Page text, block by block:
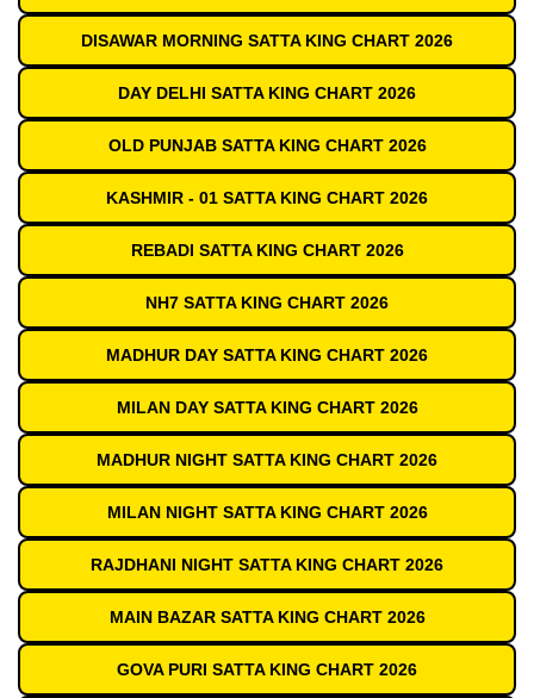
DISAWAR MORNING SATTA KING CHART 2026
DAY DELHI SATTA KING CHART 2026
OLD PUNJAB SATTA KING CHART 2026
KASHMIR - 01 SATTA KING CHART 2026
REBADI SATTA KING CHART 2026
NH7 SATTA KING CHART 2026
MADHUR DAY SATTA KING CHART 2026
MILAN DAY SATTA KING CHART 2026
MADHUR NIGHT SATTA KING CHART 2026
MILAN NIGHT SATTA KING CHART 2026
RAJDHANI NIGHT SATTA KING CHART 2026
MAIN BAZAR SATTA KING CHART 2026
GOVA PURI SATTA KING CHART 2026